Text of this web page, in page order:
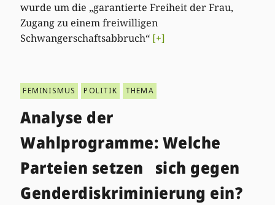
wurde um die „garantierte Freiheit der Frau,
Zugang zu einem freiwilligen
Schwangerschaftsabbruch“ [+]
FEMINISMUS POLITIK THEMA
Analyse der
Wahlprogramme: Welche
Parteien setzen sich gegen
Genderdiskriminierung ein?